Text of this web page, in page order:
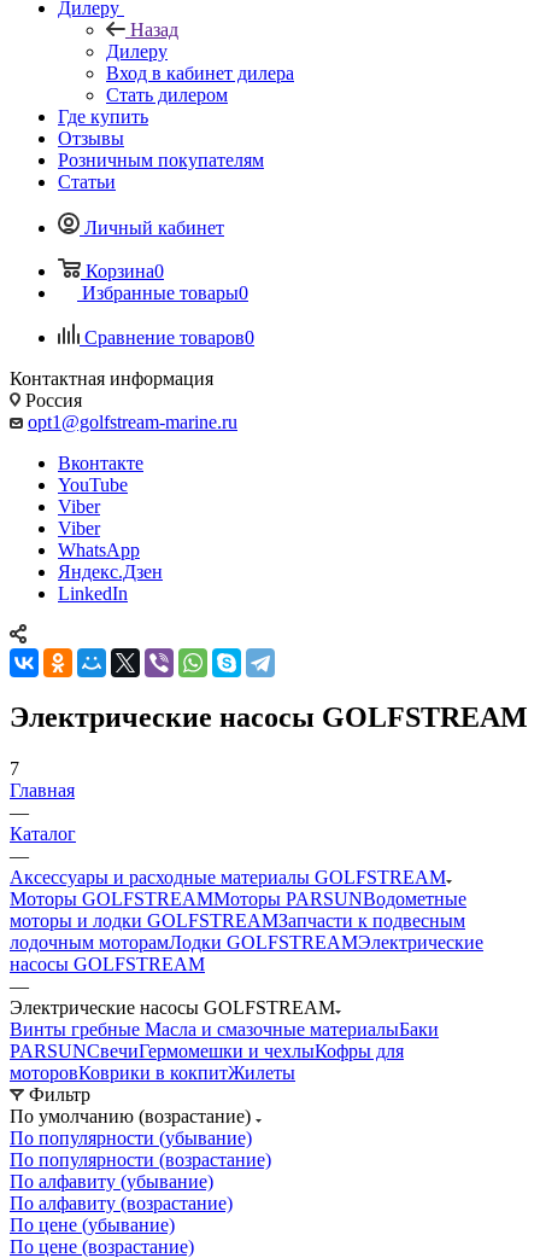
Дилеру
Назад
Дилеру
Вход в кабинет дилера
Стать дилером
Где купить
Отзывы
Розничным покупателям
Статьи
Личный кабинет
Корзина0
Избранные товары0
Сравнение товаров0
Контактная информация
Россия
opt1@golfstream-marine.ru
Вконтакте
YouTube
Viber
Viber
WhatsApp
Яндекс.Дзен
LinkedIn
Электрические насосы GOLFSTREAM
7
Главная
—
Каталог
—
Аксессуары и расходные материалы GOLFSTREAM
Моторы GOLFSTREAMМоторы PARSUNВодометные
моторы и лодки GOLFSTREAMЗапчасти к подвесным
лодочным моторамЛодки GOLFSTREAMЭлектрические
насосы GOLFSTREAM
—
Электрические насосы GOLFSTREAM
Винты гребные Масла и смазочные материалыБаки
PARSUNСвечиГермомешки и чехлыКофры для
моторовКоврики в кокпитЖилеты
Фильтр
По умолчанию (возрастание)
По популярности (убывание)
По популярности (возрастание)
По алфавиту (убывание)
По алфавиту (возрастание)
По цене (убывание)
По цене (возрастание)